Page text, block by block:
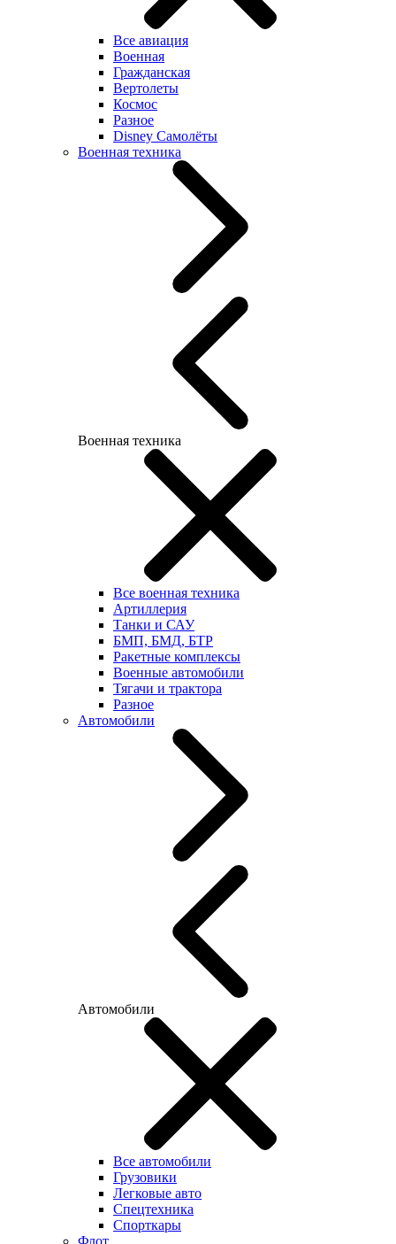
Все авиация
Военная
Гражданская
Вертолеты
Космос
Разное
Disney Самолёты
Военная техника
Военная техника
Все военная техника
Артиллерия
Танки и САУ
БМП, БМД, БТР
Ракетные комплексы
Военные автомобили
Тягачи и трактора
Разное
Автомобили
Автомобили
Все автомобили
Грузовики
Легковые авто
Спецтехника
Спорткары
Флот